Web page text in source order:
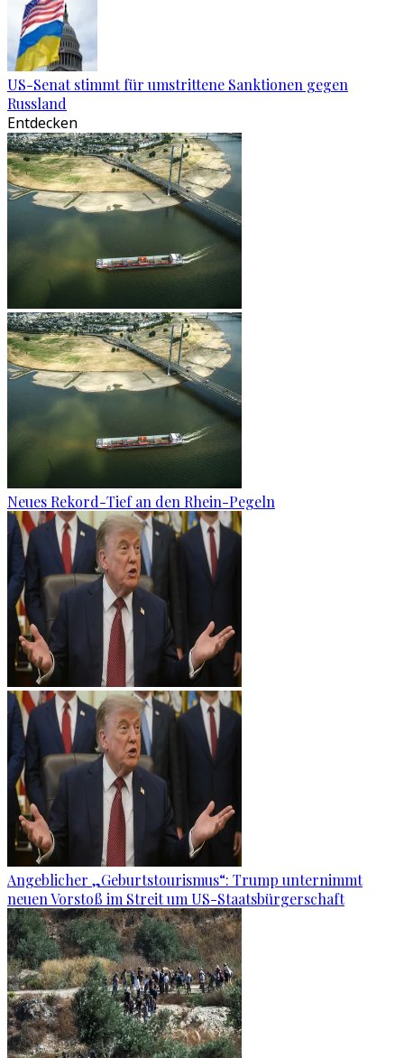
US-Senat stimmt für umstrittene Sanktionen gegen
Russland
Entdecken
Neues Rekord-Tief an den Rhein-Pegeln
Angeblicher „Geburtstourismus“: Trump unternimmt
neuen Vorstoß im Streit um US-Staatsbürgerschaft